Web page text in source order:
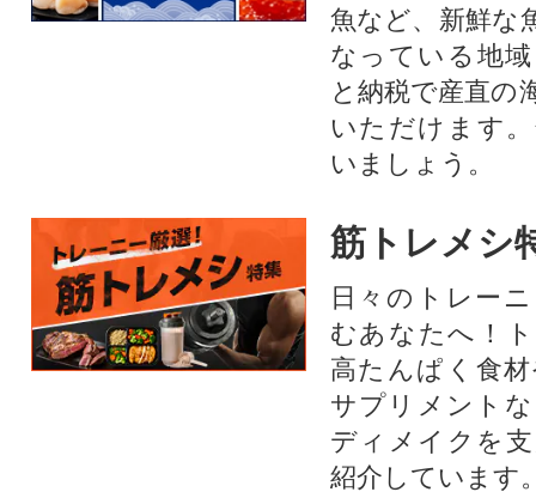
魚など、新鮮な
なっている地
と納税で産直の
いただけます
いましょう。
筋トレメシ
日々のトレー
むあなたへ！
高たんぱく食
サプリメント
ディメイクを
紹介しています